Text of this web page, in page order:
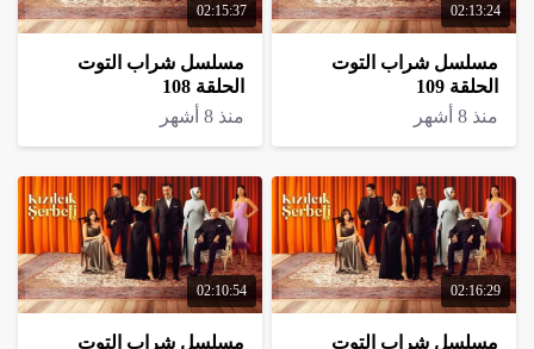
02:13:24
مسلسل شراب التوت
الحلقة 109
منذ 8 أشهر
02:15:37
مسلسل شراب التوت
الحلقة 108
منذ 8 أشهر
02:16:29
مسلسل شراب التوت
02:10:54
مسلسل شراب التوت